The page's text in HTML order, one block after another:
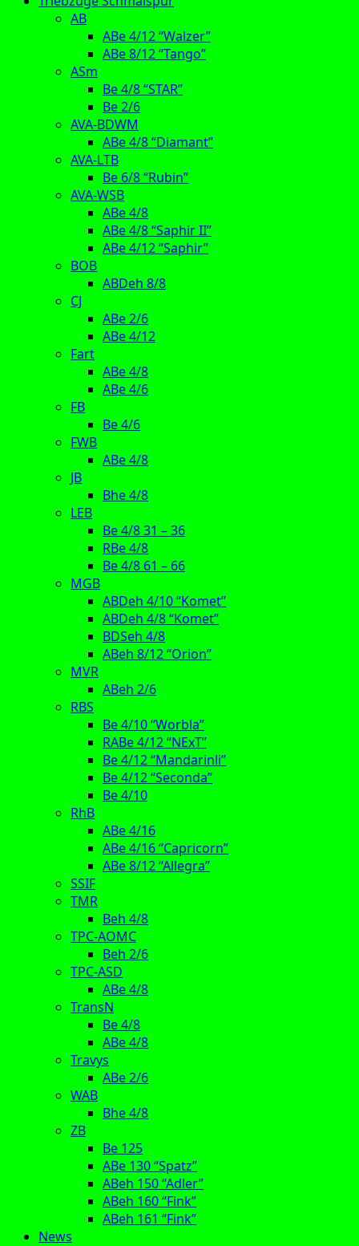
AB
ABe 4/12 “Walzer”
ABe 8/12 “Tango”
ASm
Be 4/8 “STAR”
Be 2/6
AVA-BDWM
ABe 4/8 “Diamant”
AVA-LTB
Be 6/8 “Rubin”
AVA-WSB
ABe 4/8
ABe 4/8 “Saphir II”
ABe 4/12 “Saphir”
BOB
ABDeh 8/8
CJ
ABe 2/6
ABe 4/12
Fart
ABe 4/8
ABe 4/6
FB
Be 4/6
FWB
ABe 4/8
JB
Bhe 4/8
LEB
Be 4/8 31 – 36
RBe 4/8
Be 4/8 61 – 66
MGB
ABDeh 4/10 “Komet”
ABDeh 4/8 “Komet”
BDSeh 4/8
ABeh 8/12 “Orion”
MVR
ABeh 2/6
RBS
Be 4/10 “Worbla”
RABe 4/12 “NExT”
Be 4/12 “Mandarinli”
Be 4/12 “Seconda”
Be 4/10
RhB
ABe 4/16
ABe 4/16 “Capricorn”
ABe 8/12 “Allegra”
SSIF
TMR
Beh 4/8
TPC-AOMC
Beh 2/6
TPC-ASD
ABe 4/8
TransN
Be 4/8
ABe 4/8
Travys
ABe 2/6
WAB
Bhe 4/8
ZB
Be 125
ABe 130 “Spatz”
ABeh 150 “Adler”
ABeh 160 “Fink”
ABeh 161 “Fink”
News